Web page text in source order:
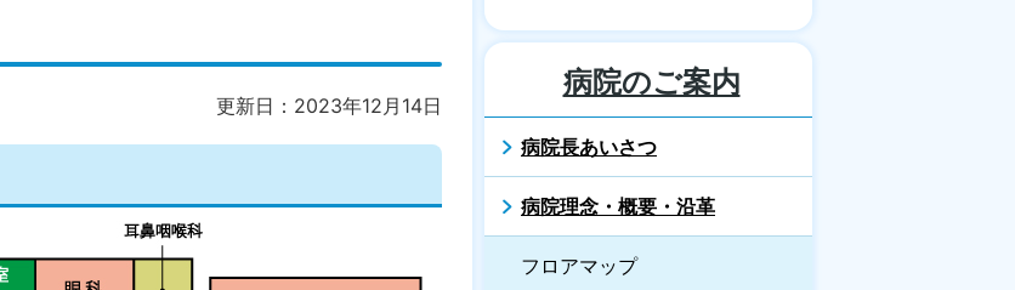
更新日：2023年12月14日
病院のご案内
病院長あいさつ
病院理念・概要・沿革
フロアマップ